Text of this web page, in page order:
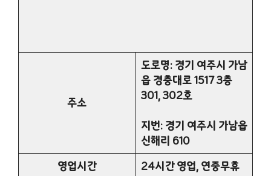
주소
도로명: 경기 여주시 가남
읍 경충대로 1517 3층
301, 302호
지번: 경기 여주시 가남읍
신해리 610
영업시간
24시간 영업, 연중무휴